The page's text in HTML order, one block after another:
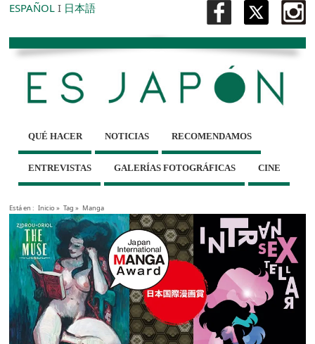
ESPAÑOL I 日本語
QUÉ HACER NOTICIAS RECOMENDAMOS
ENTREVISTAS GALERÍAS FOTOGRÁFICAS CINE
Está en : Inicio» Tag » Manga